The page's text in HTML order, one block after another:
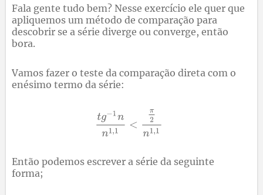
Fala gente tudo bem? Nesse exercício ele quer que
apliquemos um método de comparação para
descobrir se a série diverge ou converge, então
bora.
Vamos fazer o teste da comparação direta com o
enésimo termo da série:
Então podemos escrever a série da seguinte
forma;